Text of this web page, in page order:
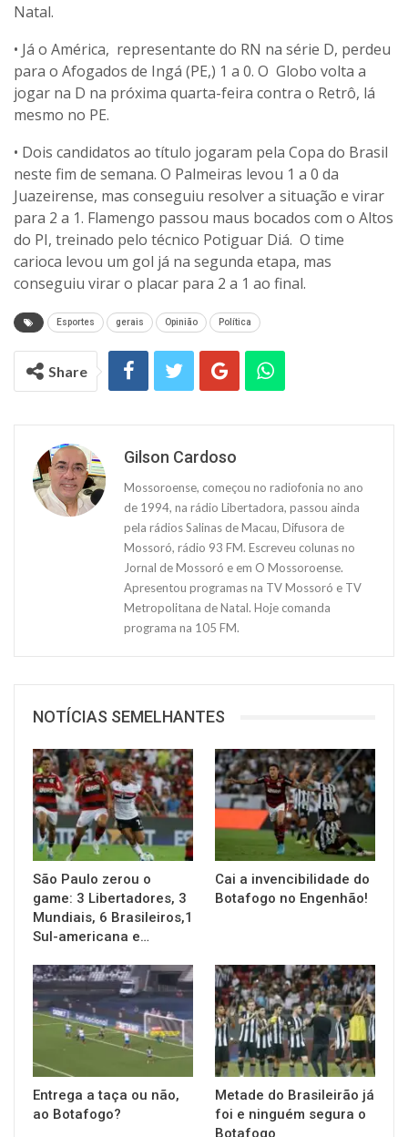
Natal.
• Já o América, representante do RN na série D, perdeu
para o Afogados de Ingá (PE,) 1 a 0. O Globo volta a
jogar na D na próxima quarta-feira contra o Retrô, lá
mesmo no PE.
• Dois candidatos ao título jogaram pela Copa do Brasil
neste fim de semana. O Palmeiras levou 1 a 0 da
Juazeirense, mas conseguiu resolver a situação e virar
para 2 a 1. Flamengo passou maus bocados com o Altos
do PI, treinado pelo técnico Potiguar Diá. O time
carioca levou um gol já na segunda etapa, mas
conseguiu virar o placar para 2 a 1 ao final.
Esportes gerais Opinião Política
Share
Gilson Cardoso
Mossoroense, começou no radiofonia no ano
de 1994, na rádio Libertadora, passou ainda
pela rádios Salinas de Macau, Difusora de
Mossoró, rádio 93 FM. Escreveu colunas no
Jornal de Mossoró e em O Mossoroense.
Apresentou programas na TV Mossoró e TV
Metropolitana de Natal. Hoje comanda
programa na 105 FM.
NOTÍCIAS SEMELHANTES
São Paulo zerou o
game: 3 Libertadores, 3
Mundiais, 6 Brasileiros,1
Sul-americana e…
Cai a invencibilidade do
Botafogo no Engenhão!
Entrega a taça ou não,
ao Botafogo?
Metade do Brasileirão já
foi e ninguém segura o
Botafogo